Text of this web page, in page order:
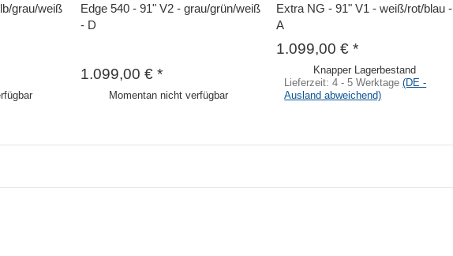
grau/weiß
Edge 540 - 91" V2 - grau/grün/weiß
- D
1.099,00 € *
Momentan nicht verfügbar
Extra NG - 91" V1 - weiß/rot/blau -
A
1.099,00 €*
Knapper Lagerbestand
Lieferzeit:4 - 5 Werktage(DE -
Ausland abweichend)